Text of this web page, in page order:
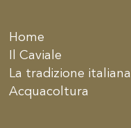
Home
Il Caviale
La tradizione italiana
Acquacoltura